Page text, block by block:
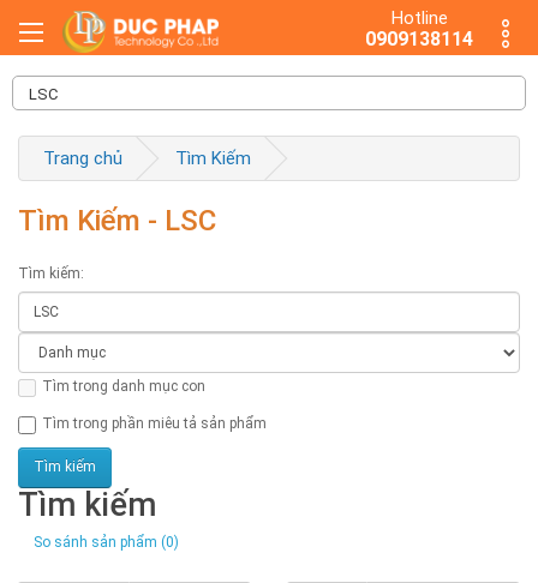
Hotline
0909138114
Trang chủ Tìm Kiếm
Tìm Kiếm - LSC
Tìm kiếm:
Tìm trong danh mục con
Tìm trong phần miêu tả sản phẩm
Tìm kiếm
So sánh sản phẩm (0)